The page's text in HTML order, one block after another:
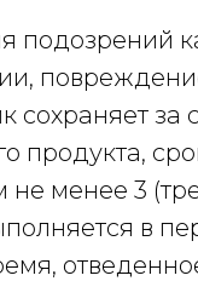
подозрений
сохраняет
продукта,
не менее 3
в